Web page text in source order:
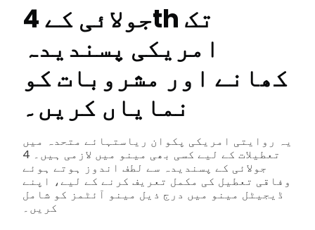
جولائی کے 4th تک
امریکی پسندیدہ
کھانے اور مشروبات کو
نمایاں کریں۔
یہ روایتی امریکی پکوان ریاستہائے متحدہ میں
تعطیلات کے لیے کسی بھی مینو میں لازمی ہیں۔ 4
جولائی کے پسندیدہ سے لطف اندوز ہوتے ہوئے
وفاقی تعطیل کی مکمل تعریف کرنے کے لیے، اپنے
ڈیجیٹل مینو میں درج ذیل مینو آئٹمز کو شامل
کریں۔